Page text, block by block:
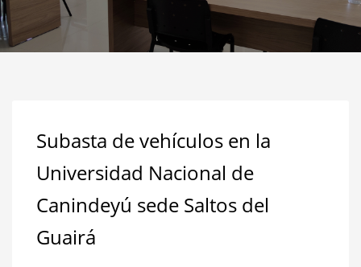
Subasta de vehículos en la
Universidad Nacional de
Canindeyú sede Saltos del
Guairá